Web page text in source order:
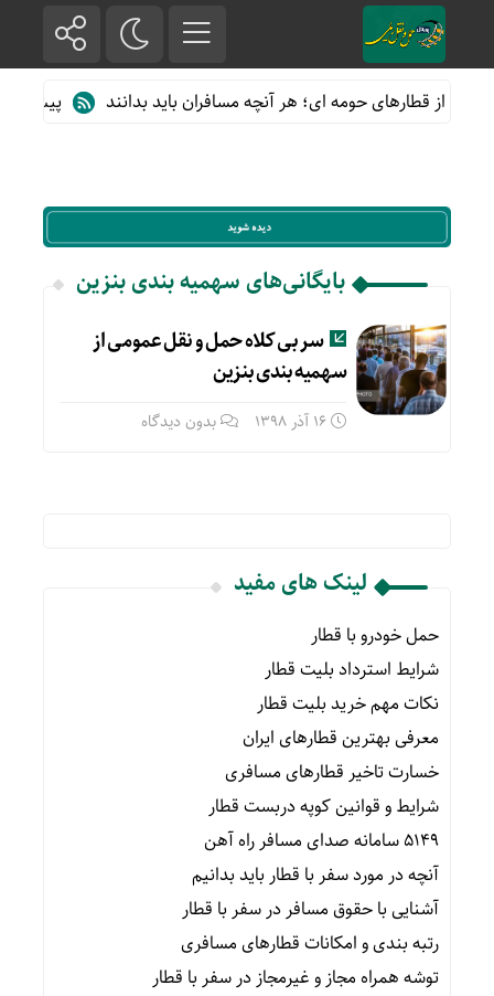
از قطارهای حومه ای؛ هر آنچه مسافران باید بدانند پیش فروش
بایگانی‌های سهمیه بندی بنزین
سر بی کلاه حمل و نقل عمومی از
سهمیه بندی بنزین
16 آذر 1398 بدون دیدگاه
لینک های مفید
حمل خودرو با قطار
شرایط استرداد بلیت قطار
نکات مهم خرید بلیت قطار
معرفی بهترین قطارهای ایران
خسارت تاخیر قطارهای مسافری
شرایط و قوانین کوپه دربست قطار
۵۱۴۹ سامانه صدای مسافر راه آهن
آنچه در مورد سفر با قطار باید بدانیم
آشنایی با حقوق مسافر در سفر با قطار
رتبه بندی و امکانات قطارهای مسافری
توشه همراه مجاز و غیرمجاز در سفر با قطار